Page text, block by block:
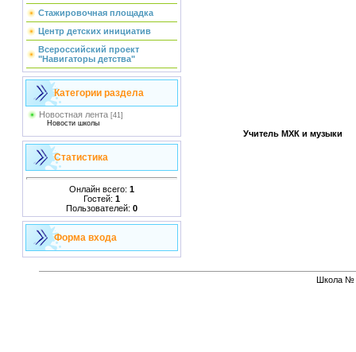
Стажировочная площадка
Центр детских инициатив
Всероссийский проект
"Навигаторы детства"
Категории раздела
Новостная лента [41]
Новости школы
Статистика
Онлайн всего: 1
Гостей: 1
Пользователей: 0
Форма входа
Учитель МХК и музыки
Школа №